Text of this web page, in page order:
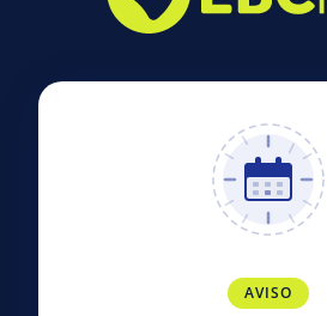
AVISO